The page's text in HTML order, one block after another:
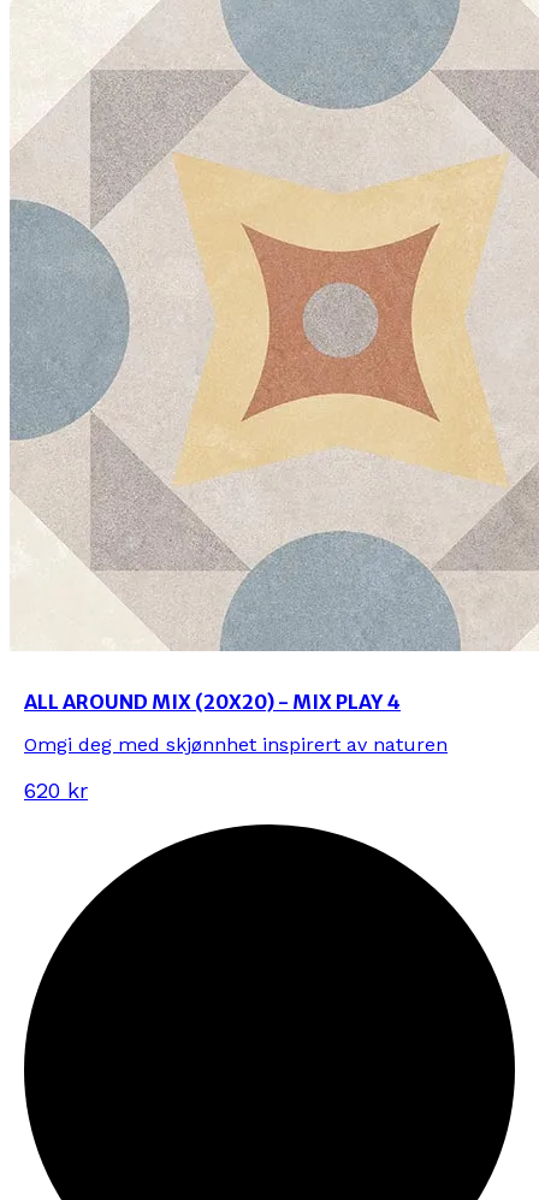
ALL AROUND MIX (20X20) - MIX PLAY 4
Omgi deg med skjønnhet inspirert av naturen
620 kr